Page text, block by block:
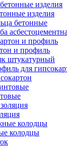
изделия
бетонные
и профиль
штукатурный
для
колодцы